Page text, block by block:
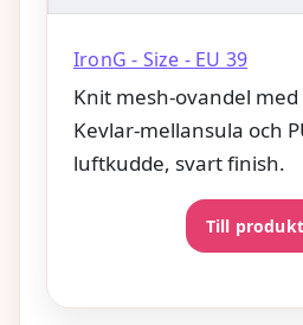
IronG - Size - EU 39
Knit mesh-ovandel med
Kevlar-mellansula och
luftkudde, svart finish.
Till